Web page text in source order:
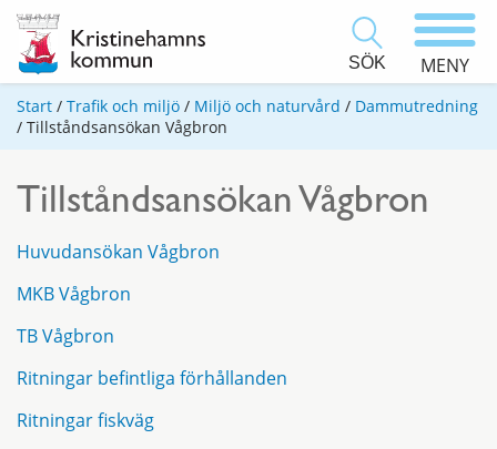
SÖK MENY
Start / Trafik och miljö / Miljö och naturvård / Dammutredning
/ Tillståndsansökan Vågbron
Tillståndsansökan Vågbron
Huvudansökan Vågbron
MKB Vågbron
TB Vågbron
Ritningar befintliga förhållanden
Ritningar fiskväg